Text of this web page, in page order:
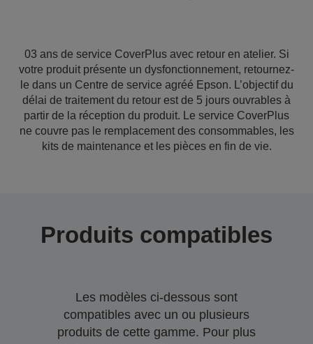
03 ans de service CoverPlus avec retour en atelier. Si
votre produit présente un dysfonctionnement, retournez-
le dans un Centre de service agréé Epson. L’objectif du
délai de traitement du retour est de 5 jours ouvrables à
partir de la réception du produit. Le service CoverPlus
ne couvre pas le remplacement des consommables, les
kits de maintenance et les pièces en fin de vie.
Produits compatibles
Les modèles ci-dessous sont
compatibles avec un ou plusieurs
produits de cette gamme. Pour plus